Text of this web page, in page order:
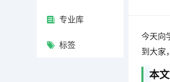
专业库
标签
今天向
到大家
本